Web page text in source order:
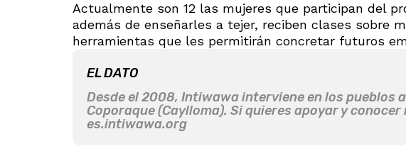
Actualmente son 12 las mujeres que participan del
además de enseñarles a tejer, reciben clases sobre
herramientas que les permitirán concretar futuros
EL DATO
Desde el 2008, Intiwawa interviene en los pueblos
Coporaque (Caylloma). Si quieres apoyar y
es.intiwawa.org